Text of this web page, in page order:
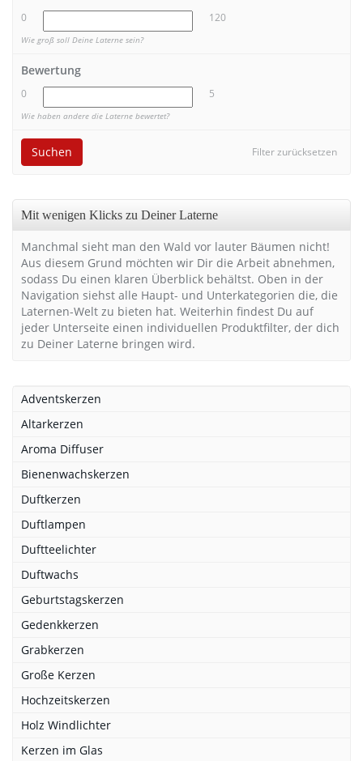
0 120
Wie groß soll Deine Laterne sein?
Bewertung
0 5
Wie haben andere die Laterne bewertet?
Filter zurücksetzen
Suchen
Mit wenigen Klicks zu Deiner Laterne
Manchmal sieht man den Wald vor lauter Bäumen nicht!
Aus diesem Grund möchten wir Dir die Arbeit abnehmen,
sodass Du einen klaren Überblick behältst. Oben in der
Navigation siehst alle Haupt- und Unterkategorien die, die
Laternen-Welt zu bieten hat. Weiterhin findest Du auf
jeder Unterseite einen individuellen Produktfilter, der dich
zu Deiner Laterne bringen wird.
Adventskerzen
Altarkerzen
Aroma Diffuser
Bienenwachskerzen
Duftkerzen
Duftlampen
Duftteelichter
Duftwachs
Geburtstagskerzen
Gedenkkerzen
Grabkerzen
Große Kerzen
Hochzeitskerzen
Holz Windlichter
Kerzen im Glas